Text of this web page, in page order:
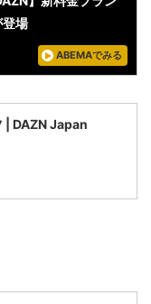
登場
ABEMAでみる
| DAZN Japan